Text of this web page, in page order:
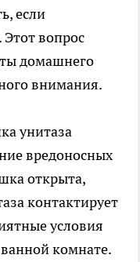
если
вопрос
домашнего
внимания.
унитаза
вредоносных
открыта,
контактирует
условия
комнате.